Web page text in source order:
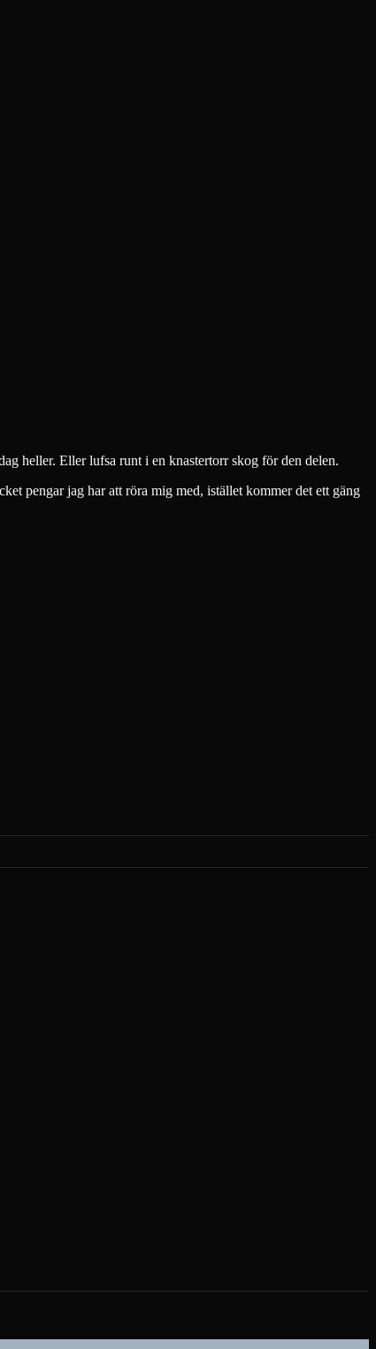
heller. Eller lufsa runt i en knastertorr skog för den delen.
pengar jag har att röra mig med, istället kommer det ett gäng